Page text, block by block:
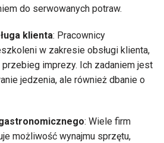
do serwowanych potraw.
klienta: Pracownicy
w zakresie obsługi klienta,
przebieg imprezy. Ich zadaniem jest
jedzenia, ale również dbanie o
: Wiele firm
możliwość wynajmu sprzętu,